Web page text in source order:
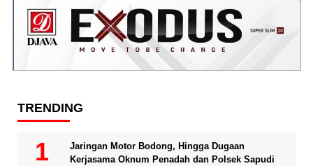
pos
TRENDING
Jaringan Motor Bodong, Hingga Dugaan
Kerjasama Oknum Penadah dan Polsek Sapudi